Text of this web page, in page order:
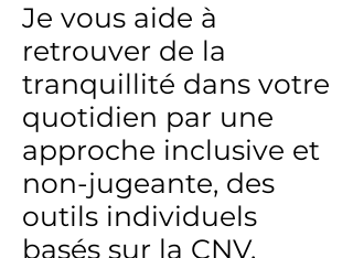
Je vous aide à
retrouver de la
tranquillité dans votre
quotidien par une
approche inclusive et
non-jugeante, des
outils individuels
basés sur la CNV,